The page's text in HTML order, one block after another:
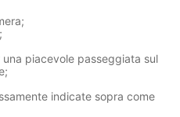
piacevole passeggiata sul
indicate sopra come